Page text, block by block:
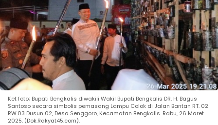
Ket foto; Bupati Bengkalis diwakili Wakil Bupati Bengkalis DR. H. Bagus
Santoso secara simbolis pemasang Lampu Colok di Jalan Bantan RT. 02
RW.03 Dusun 02, Desa Senggoro, Kecamatan Bengkalis. Rabu, 26 Maret
2025. (Dok.Rakyat45.com).